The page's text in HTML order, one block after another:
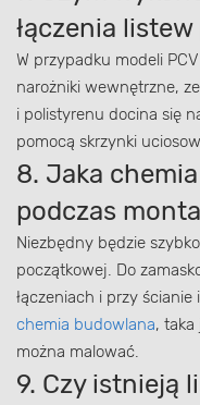
łączenia
W przypadku modeli
narożniki wewnętrzne,
i polistyrenu docina się
pomocą skrzynki
8. Jaka
podczas
Niezbędny będzie
początkowej. Do
łączeniach i przy
chemia budowlana,
można malować.
9. Czy istnieją